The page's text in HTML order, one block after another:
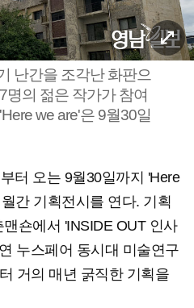
난간을 조각난 화판으
명의 젊은 작가가 참여
we are'은 9월30일
터 오는 9월30일까지 'Here
간 기획전시를 연다. 기획
숀에서 'INSIDE OUT 인사
누스페어 동시대 미술연구
거의 매년 굵직한 기획을